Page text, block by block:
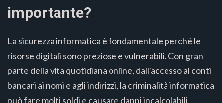
importante?
La sicurezza informatica è fondamentale perché le
risorse digitali sono preziose e vulnerabili. Con gran
parte della vita quotidiana online, dall'accesso ai conti
bancari ai nomi e agli indirizzi, la criminalità informatica
può fare molti soldi e causare danni incalcolabili.